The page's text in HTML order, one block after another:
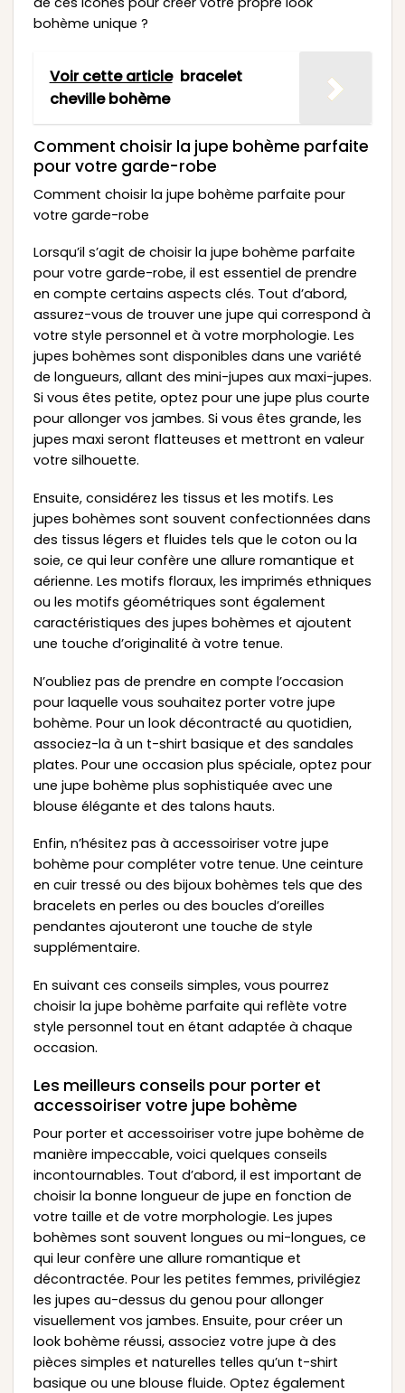
bohème unique ?
Voir cette article bracelet
cheville bohème
Comment choisir la jupe bohème parfaite
pour votre garde-robe
Comment choisir la jupe bohème parfaite pour
votre garde-robe
Lorsqu’il s’agit de choisir la jupe bohème parfaite
pour votre garde-robe, il est essentiel de prendre
en compte certains aspects clés. Tout d’abord,
assurez-vous de trouver une jupe qui correspond à
votre style personnel et à votre morphologie. Les
jupes bohèmes sont disponibles dans une variété
de longueurs, allant des mini-jupes aux maxi-jupes.
Si vous êtes petite, optez pour une jupe plus courte
pour allonger vos jambes. Si vous êtes grande, les
jupes maxi seront flatteuses et mettront en valeur
votre silhouette.
Ensuite, considérez les tissus et les motifs. Les
jupes bohèmes sont souvent confectionnées dans
des tissus légers et fluides tels que le coton ou la
soie, ce qui leur confère une allure romantique et
aérienne. Les motifs floraux, les imprimés ethniques
ou les motifs géométriques sont également
caractéristiques des jupes bohèmes et ajoutent
une touche d’originalité à votre tenue.
N’oubliez pas de prendre en compte l’occasion
pour laquelle vous souhaitez porter votre jupe
bohème. Pour un look décontracté au quotidien,
associez-la à un t-shirt basique et des sandales
plates. Pour une occasion plus spéciale, optez pour
une jupe bohème plus sophistiquée avec une
blouse élégante et des talons hauts.
Enfin, n’hésitez pas à accessoiriser votre jupe
bohème pour compléter votre tenue. Une ceinture
en cuir tressé ou des bijoux bohèmes tels que des
bracelets en perles ou des boucles d’oreilles
pendantes ajouteront une touche de style
supplémentaire.
En suivant ces conseils simples, vous pourrez
choisir la jupe bohème parfaite qui reflète votre
style personnel tout en étant adaptée à chaque
occasion.
Les meilleurs conseils pour porter et
accessoiriser votre jupe bohème
Pour porter et accessoiriser votre jupe bohème de
manière impeccable, voici quelques conseils
incontournables. Tout d’abord, il est important de
choisir la bonne longueur de jupe en fonction de
votre taille et de votre morphologie. Les jupes
bohèmes sont souvent longues ou mi-longues, ce
qui leur confère une allure romantique et
décontractée. Pour les petites femmes, privilégiez
les jupes au-dessus du genou pour allonger
visuellement vos jambes. Ensuite, pour créer un
look bohème réussi, associez votre jupe à des
pièces simples et naturelles telles qu’un t-shirt
basique ou une blouse fluide. Optez également